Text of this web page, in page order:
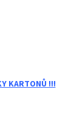
KARTONŮ !!!